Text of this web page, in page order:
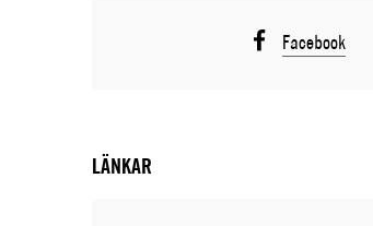
Facebook
LÄNKAR